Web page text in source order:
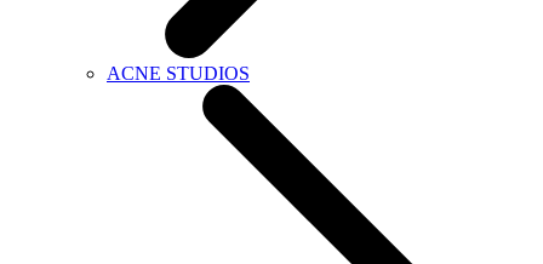
ACNE STUDIOS